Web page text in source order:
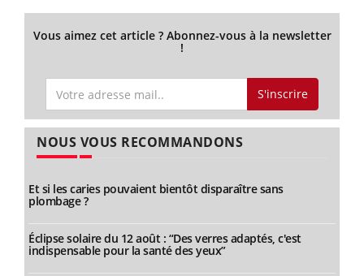
Vous aimez cet article ? Abonnez-vous à la newsletter
!
S'inscrire
NOUS VOUS RECOMMANDONS
Et si les caries pouvaient bientôt disparaître sans
plombage ?
Éclipse solaire du 12 août : “Des verres adaptés, c'est
indispensable pour la santé des yeux”